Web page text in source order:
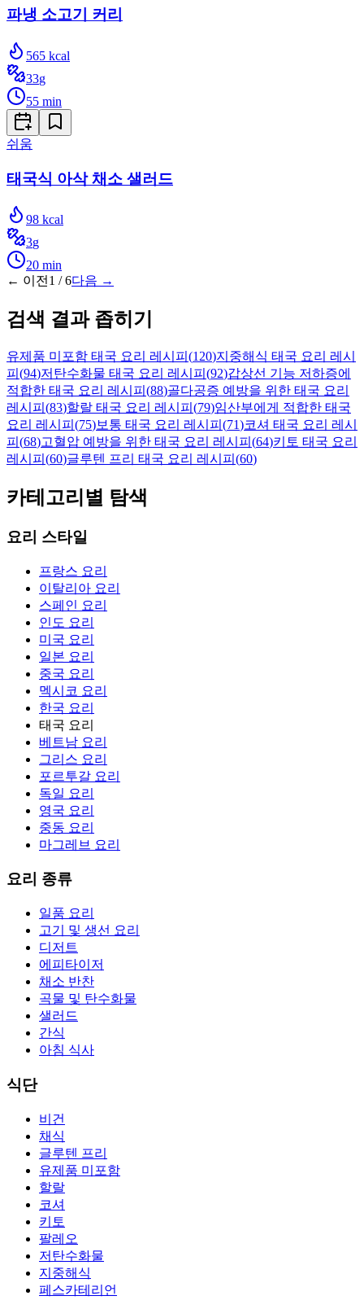
파냉 소고기 커리
565 kcal
33g
55 min
쉬움
태국식 아삭 채소 샐러드
98 kcal
3g
20 min
← 이전 1 /6다음 →
검색 결과 좁히기
유제품 미포함 태국 요리 레시피 (120)지중해식 태국 요리 레시
피 (94)저탄수화물 태국 요리 레시피 (92)갑상선 기능 저하증에
적합한 태국 요리 레시피 (88)골다공증 예방을 위한 태국 요리
레시피 (83)할랄 태국 요리 레시피 (79)임산부에게 적합한 태국
요리 레시피 (75)보통 태국 요리 레시피 (71)코셔 태국 요리 레시
피 (68)고혈압 예방을 위한 태국 요리 레시피 (64)키토 태국 요리
레시피 (60)글루텐 프리 태국 요리 레시피 (60)
카테고리별 탐색
요리 스타일
프랑스 요리
이탈리아 요리
스페인 요리
인도 요리
미국 요리
일본 요리
중국 요리
멕시코 요리
한국 요리
태국 요리
베트남 요리
그리스 요리
포르투갈 요리
독일 요리
영국 요리
중동 요리
마그레브 요리
요리 종류
일품 요리
고기 및 생선 요리
디저트
에피타이저
채소 반찬
곡물 및 탄수화물
샐러드
간식
아침 식사
식단
비건
채식
글루텐 프리
유제품 미포함
할랄
코셔
키토
팔레오
저탄수화물
지중해식
페스카테리언